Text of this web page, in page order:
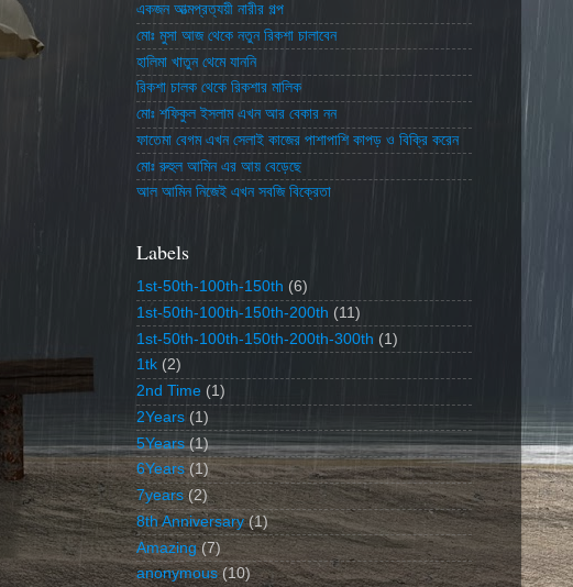
একজন আত্মপ্রত্যয়ী নারীর গল্প
মোঃ মুসা আজ থেকে নতুন রিকশা চালাবেন
হালিমা খাতুন থেমে যাননি
রিকশা চালক থেকে রিকশার মালিক
মোঃ শফিকুল ইসলাম এখন আর বেকার নন
ফাতেমা বেগম এখন সেলাই কাজের পাশাপাশি কাপড় ও বিক্রি করেন
মোঃ রুহুল আমিন এর আয় বেড়েছে
আল আমিন নিজেই এখন সবজি বিক্রেতা
Labels
1st-50th-100th-150th (6)
1st-50th-100th-150th-200th (11)
1st-50th-100th-150th-200th-300th (1)
1tk (2)
2nd Time (1)
2Years (1)
5Years (1)
6Years (1)
7years (2)
8th Anniversary (1)
Amazing (7)
anonymous (10)